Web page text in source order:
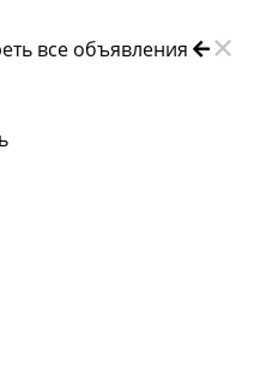
все объявления